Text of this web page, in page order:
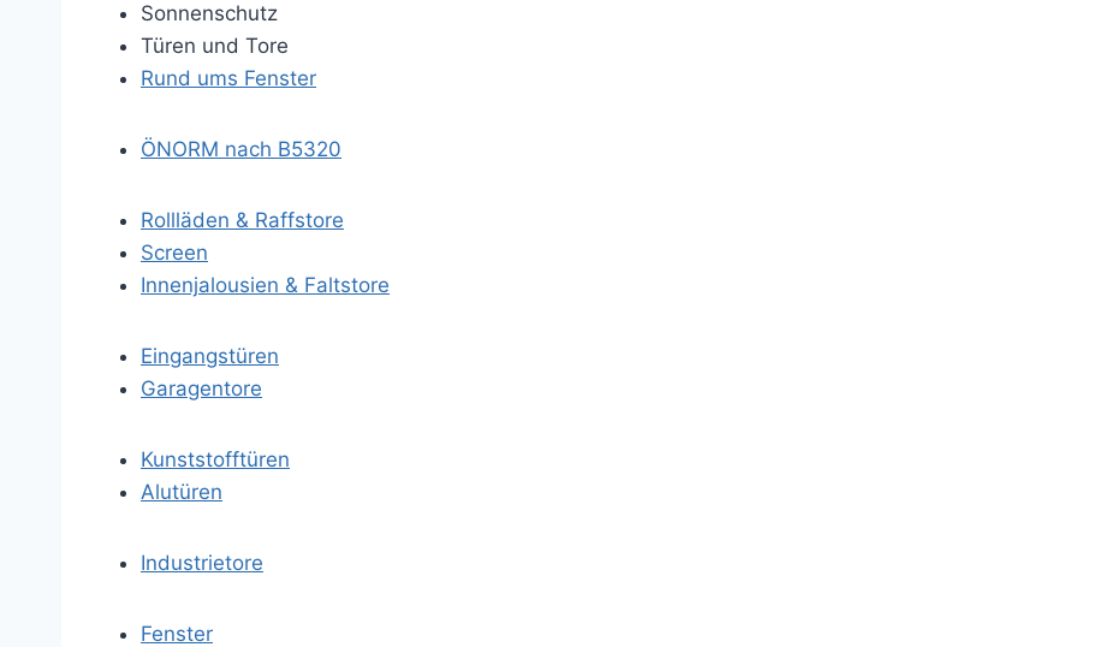
Sonnenschutz
Türen und Tore
Rund ums Fenster
ÖNORM nach B5320
Rollläden & Raffstore
Screen
Innenjalousien & Faltstore
Eingangstüren
Garagentore
Kunststofftüren
Alutüren
Industrietore
Fenster